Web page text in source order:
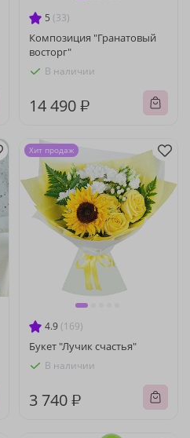
5 (33)
Композиция "Гранатовый
восторг"
В наличии
14 490 ₽
4.9 (169)
Букет "Лучик счастья"
В наличии
3 740 ₽
Хит продаж